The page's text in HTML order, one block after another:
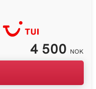
4 500 NOK